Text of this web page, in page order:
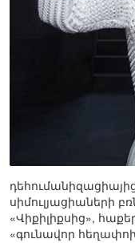
սիմուլյացիաների
«Վիքիլիքսից»,
«գունավոր